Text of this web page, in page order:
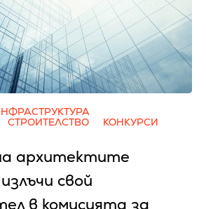
СТРОИТЕЛСТВО КОНКУРСИ
архитектите
свой
в комисията за